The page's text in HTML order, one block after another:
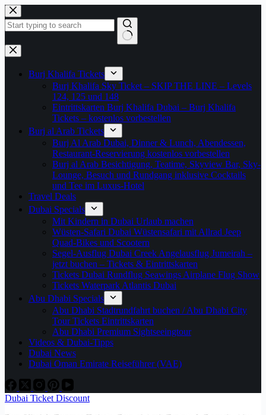
Zum
Inhalt
springen
Keine
Ergebnisse
Burj Khalifa Tickets
Burj Khalifa Sky Ticket – SKIP THE LINE – Levels
124, 125 und 148
Eintrittskarten Burj Khalifa Dubai – Burj Khalifa
Tickets – kostenlos vorbestellen
Burj al Arab Tickets
Burj Al Arab Dubai, Dinner & Lunch, Abendessen,
Restaurant-Reservierung kostenlos vorbestellen
Burj al Arab Besichtigung, Teatime, Skyview Bar, Sky-
Lounge, Besuch und Rundgang inklusive Cocktails
und Tee im Luxus-Hotel
Travel Deals
Dubai Specials
Mit Kindern in Dubai Urlaub machen
Wüsten-Safari Dubai Wüstensafari mit Allrad Jeep
Quad-Bikes und Scootern
Segel-Ausflug Dubai Creek Angelausflug Jumeirah –
jetzt buchen – Tickets & Eintrittskarten
Tickets Dubai Rundflug Seawings Airplane Flug Show
Tickets Waterpark Atlantis Dubai
Abu Dhabi Specials
Abu Dhabi Stadtrundfahrt buchen / Abu Dhabi City
Tour Tickets Eintrittskarten
Abu Dhabi Premium Sightseeingtour
Videos & Dubai-Tipps
Dubai News
Dubai Oman Emirate Reiseführer (VAE)
Dubai Ticket Discount